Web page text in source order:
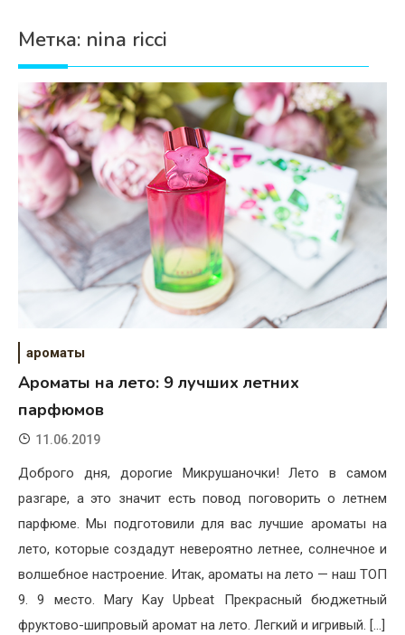
Дети
Свадьба
Дом
Жизнь
Хобби
Красота
Недвижимость
Метка: nina ricci
ароматы
Ароматы на лето: 9 лучших летних
парфюмов
11.06.2019
Доброго дня, дорогие Микрушаночки! Лето в самом
разгаре, а это значит есть повод поговорить о летнем
парфюме. Мы подготовили для вас лучшие ароматы на
лето, которые создадут невероятно летнее, солнечное и
волшебное настроение. Итак, ароматы на лето — наш ТОП
9. 9 место. Mary Kay Upbeat Прекрасный бюджетный
фруктово-шипровый аромат на лето. Легкий и игривый. […]